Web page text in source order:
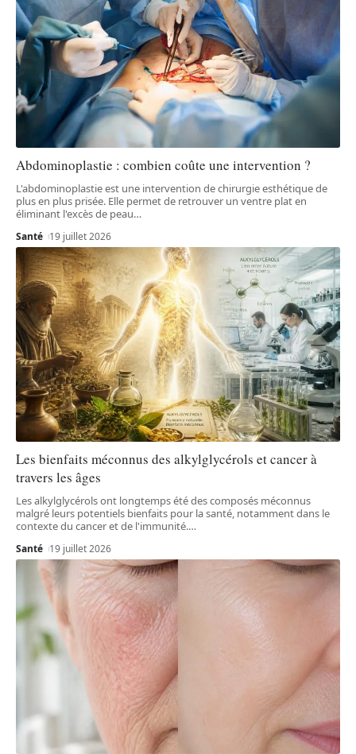
Abdominoplastie : combien coûte une intervention ?
L'abdominoplastie est une intervention de chirurgie esthétique de
plus en plus prisée. Elle permet de retrouver un ventre plat en
éliminant l'excès de peau…
Santé 19 juillet 2026
Les bienfaits méconnus des alkylglycérols et cancer à
travers les âges
Les alkylglycérols ont longtemps été des composés méconnus
malgré leurs potentiels bienfaits pour la santé, notamment dans le
contexte du cancer et de l'immunité.…
Santé 19 juillet 2026